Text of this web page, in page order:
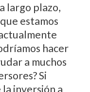
largo plazo,
estamos
hacer
a muchos
Si
inversión a